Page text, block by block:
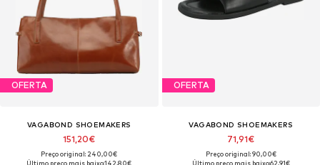
OFERTA
VAGABOND SHOEMAKERS
151,20€
Preço original: 240,00€
Último preço mais baixo:142,80€
OFERTA
VAGABOND SHOEMAKERS
71,91€
Preço original: 90,00€
Último preço mais baixo:62,91€